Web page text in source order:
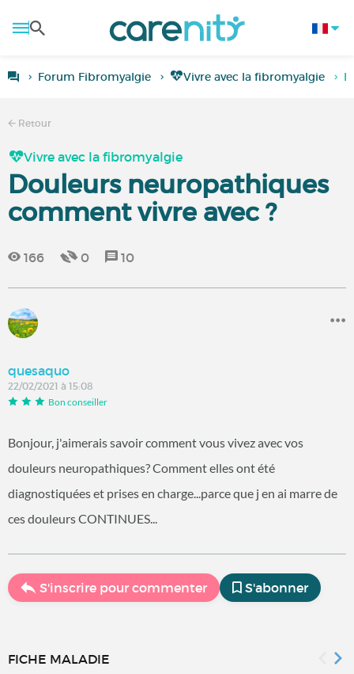
Forum Fibromyalgie Vivre avec la fibromyalgie
Retour
Vivre avec la fibromyalgie
Douleurs neuropathiques
comment vivre avec ?
166 0 10
quesaquo
22/02/2021 à 15:08
Bon conseiller
Bonjour, j'aimerais savoir comment vous vivez avec vos
douleurs neuropathiques? Comment elles ont été
diagnostiquées et prises en charge...parce que j en ai marre de
ces douleurs CONTINUES...
S'inscrire pour commenter S'abonner
FICHE MALADIE